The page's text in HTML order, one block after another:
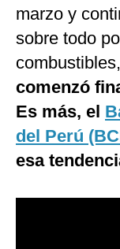
Internacional
Tecnología
Mix
G de Gestión
Notas Contratadas
marzo y
sobre todo
combustibles,
comenzó
Es más, el
del Perú
esa